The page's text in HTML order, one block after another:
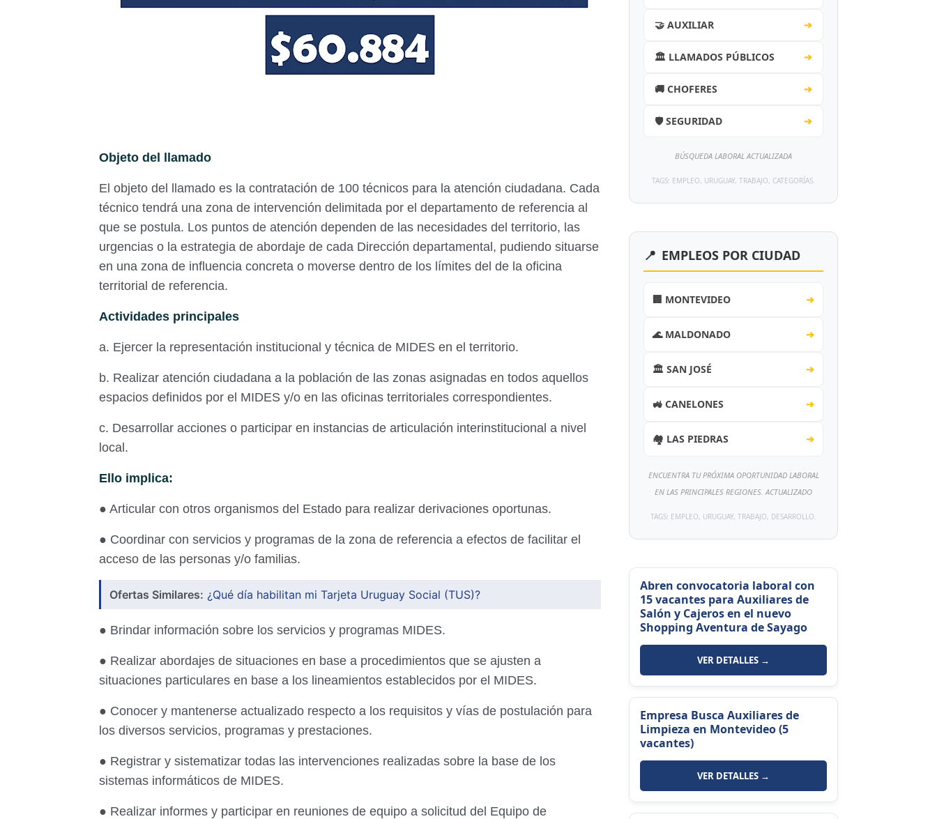
Objeto del llamado
El objeto del llamado es la contratación de 100 técnicos para la atención ciudadana. Cada
técnico tendrá una zona de intervención delimitada por el departamento de referencia al
que se postula. Los puntos de atención dependen de las necesidades del territorio, las
urgencias o la estrategia de abordaje de cada Dirección departamental, pudiendo situarse
en una zona de influencia concreta o moverse dentro de los límites del de la oficina
territorial de referencia.
Actividades principales
a. Ejercer la representación institucional y técnica de MIDES en el territorio.
b. Realizar atención ciudadana a la población de las zonas asignadas en todos aquellos
espacios definidos por el MIDES y/o en las oficinas territoriales correspondientes.
c. Desarrollar acciones o participar en instancias de articulación interinstitucional a nivel
local.
Ello implica:
● Articular con otros organismos del Estado para realizar derivaciones oportunas.
● Coordinar con servicios y programas de la zona de referencia a efectos de facilitar el
acceso de las personas y/o familias.
Ofertas Similares: ¿Qué día habilitan mi Tarjeta Uruguay Social (TUS)?
● Brindar información sobre los servicios y programas MIDES.
● Realizar abordajes de situaciones en base a procedimientos que se ajusten a
situaciones particulares en base a los lineamientos establecidos por el MIDES.
● Conocer y mantenerse actualizado respecto a los requisitos y vías de postulación para
los diversos servicios, programas y prestaciones.
● Registrar y sistematizar todas las intervenciones realizadas sobre la base de los
sistemas informáticos de MIDES.
● Realizar informes y participar en reuniones de equipo a solicitud del Equipo de
🤝 AUXILIAR ➔
🏛️ LLAMADOS PÚBLICOS ➔
🚚 CHOFERES ➔
🛡️ SEGURIDAD ➔
BÚSQUEDA LABORAL ACTUALIZADA
TAGS: EMPLEO, URUGUAY, TRABAJO, CATEGORÍAS.
📍 EMPLEOS POR CIUDAD
🏢 MONTEVIDEO ➔
🌊 MALDONADO ➔
🏛️ SAN JOSÉ ➔
🚜 CANELONES ➔
🏘️ LAS PIEDRAS ➔
ENCUENTRA TU PRÓXIMA OPORTUNIDAD LABORAL
EN LAS PRINCIPALES REGIONES. ACTUALIZADO
TAGS: EMPLEO, URUGUAY, TRABAJO, DESARROLLO.
Abren convocatoria laboral con
15 vacantes para Auxiliares de
Salón y Cajeros en el nuevo
Shopping Aventura de Sayago
VER DETALLES →
Empresa Busca Auxiliares de
Limpieza en Montevideo (5
vacantes)
VER DETALLES →